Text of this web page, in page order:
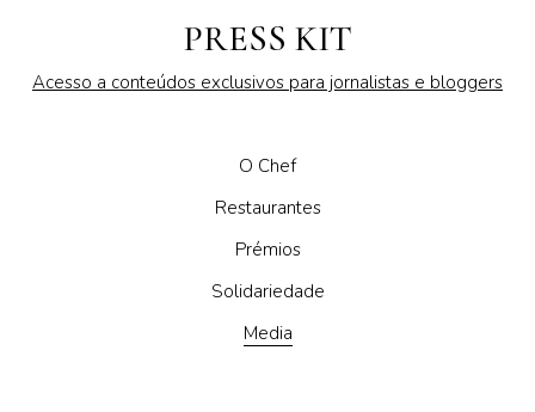
PRESS KIT
Acesso a conteúdos exclusivos para jornalistas e bloggers
O Chef
Restaurantes
Prémios
Solidariedade
Media